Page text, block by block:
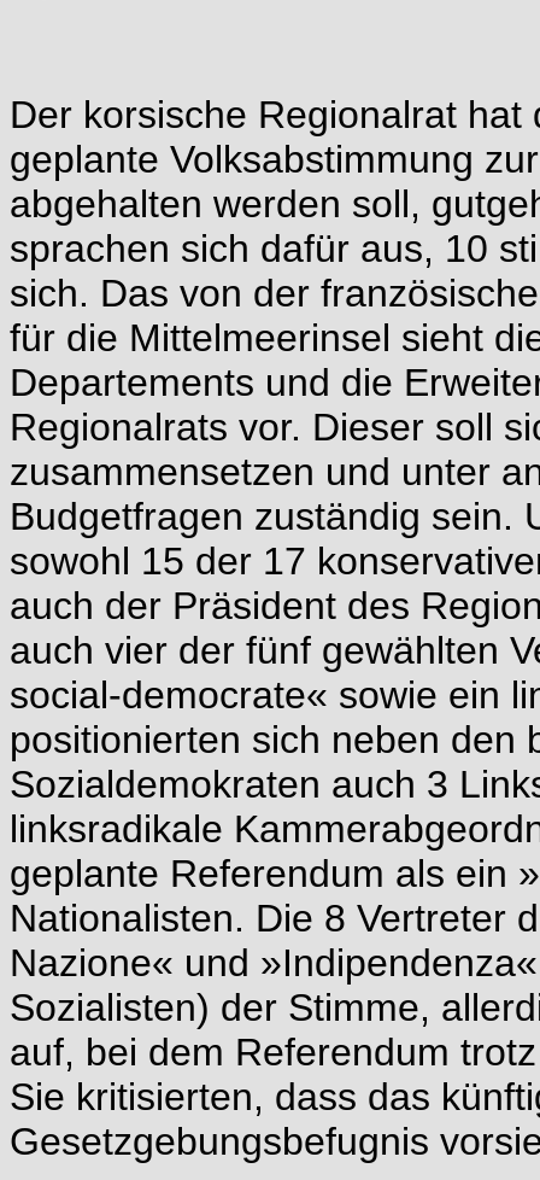
Der korsische Regionalrat
geplante Volksabstimmung
abgehalten werden soll,
sprachen sich dafür aus, 10
sich. Das von der
für die Mittelmeerinsel sieht
Departements und die
Regionalrats vor. Dieser soll
zusammensetzen und unter
Budgetfragen zuständig sein.
sowohl 15 der 17
auch der Präsident des
auch vier der fünf gewählten
social-democrate« sowie ein
positionierten sich neben den
Sozialdemokraten auch 3
linksradikale
geplante Referendum als ein
Nationalisten. Die 8 Vertreter
Nazione« und
Sozialisten) der Stimme,
auf, bei dem Referendum
Sie kritisierten, dass das
Gesetzgebungsbefugnis